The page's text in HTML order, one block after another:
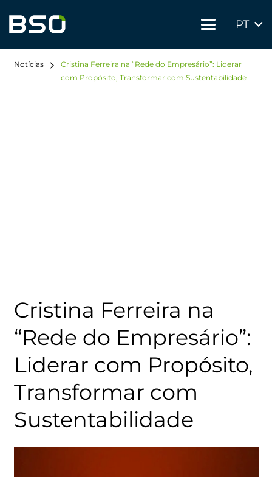
PT
Notícias
Cristina Ferreira na “Rede do Empresário”: Liderar
com Propósito, Transformar com Sustentabilidade
Cristina Ferreira na
“Rede do Empresário”:
Liderar com Propósito,
Transformar com
Sustentabilidade